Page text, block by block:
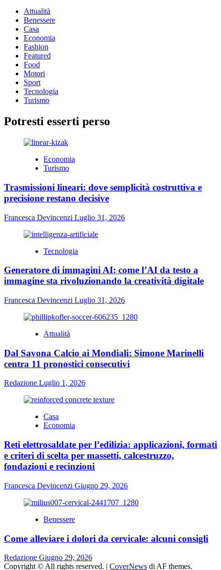
Attualità
Benessere
Casa
Economia
Fashion
Featured
Food
Motori
Sport
Tecnologia
Turismo
Potresti esserti perso
Economia
Turismo
Trasmissioni lineari: dove semplicità costruttiva e
precisione restano decisive
Francesca Devincenzi Luglio 31, 2026
Tecnologia
Generatore di immagini AI: come l’AI da testo a
immagine sta rivoluzionando la creatività digitale
Francesca Devincenzi Luglio 31, 2026
Attualità
Dal Savona Calcio ai Mondiali: Simone Marinelli
centra 11 pronostici consecutivi
Redazione Luglio 1, 2026
Casa
Economia
Reti elettrosaldate per l’edilizia: applicazioni, formati
e criteri di scelta per massetti, calcestruzzo,
fondazioni e recinzioni
Francesca Devincenzi Giugno 29, 2026
Benessere
Come alleviare i dolori da cervicale: alcuni consigli
Redazione Giugno 29, 2026
Copyright © All rights reserved. | CoverNews di AF themes.